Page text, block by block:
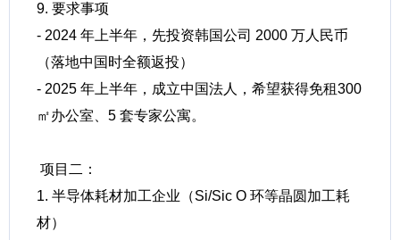
9. 要求事项
- 2024 年上半年，先投资韩国公司 2000 万人民币
（落地中国时全额返投）
- 2025 年上半年，成立中国法人，希望获得免租300
㎡办公室、5 套专家公寓。
项目二：
1. 半导体耗材加工企业（Si/Sic O 环等晶圆加工耗
材）